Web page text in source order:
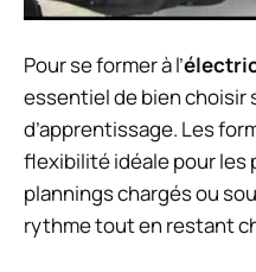
Pour se former à l’
essentiel de bien choisir
d’apprentissage. Les
flexibilité idéale pour les
plannings chargés ou
rythme tout en restant